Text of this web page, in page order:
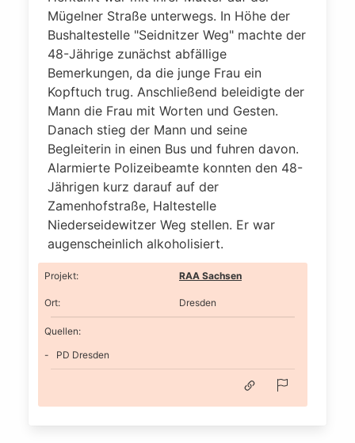
Mügelner Straße unterwegs. In Höhe der
Bushaltestelle "Seidnitzer Weg" machte der
48-Jährige zunächst abfällige
Bemerkungen, da die junge Frau ein
Kopftuch trug. Anschließend beleidigte der
Mann die Frau mit Worten und Gesten.
Danach stieg der Mann und seine
Begleiterin in einen Bus und fuhren davon.
Alarmierte Polizeibeamte konnten den 48-
Jährigen kurz darauf auf der
Zamenhofstraße, Haltestelle
Niederseidewitzer Weg stellen. Er war
augenscheinlich alkoholisiert.
Projekt: RAA Sachsen
Ort: Dresden
Quellen:
PD Dresden